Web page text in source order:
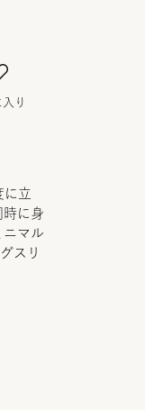
り
に立
に身
マル
スリ